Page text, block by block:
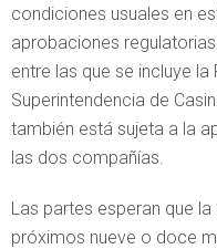
condiciones usuales en
aprobaciones
entre las que se incluye
Superintendencia de
también está sujeta a la
las dos compañías.
Las partes esperan que
próximos nueve o doce